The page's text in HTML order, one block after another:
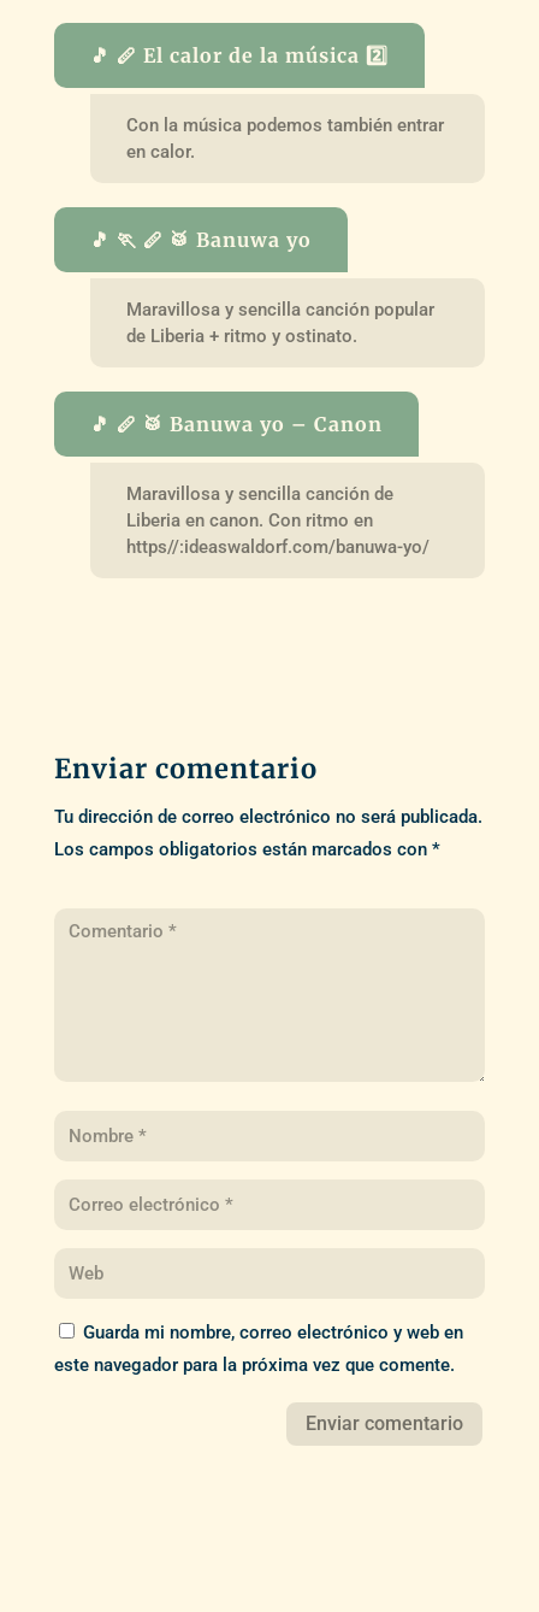
🎵 🪈 El calor de la música 2️⃣
Con la música podemos también entrar
en calor.
🎵 🏃 🪈 🥁 Banuwa yo
Maravillosa y sencilla canción popular
de Liberia + ritmo y ostinato.
🎵 🪈 🥁 Banuwa yo – Canon
Maravillosa y sencilla canción de
Liberia en canon. Con ritmo en
https//:ideaswaldorf.com/banuwa-yo/
Enviar comentario
Tu dirección de correo electrónico no será publicada.
Los campos obligatorios están marcados con *
Guarda mi nombre, correo electrónico y web en
este navegador para la próxima vez que comente.